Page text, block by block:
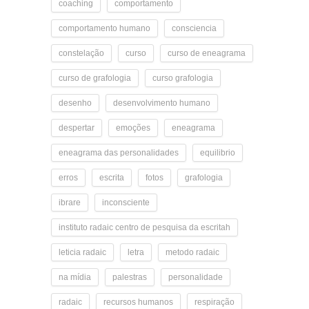
coaching comportamento
comportamento humano consciencia
constelação curso curso de eneagrama
curso de grafologia curso grafologia
desenho desenvolvimento humano
despertar emoções eneagrama
eneagrama das personalidades equilibrio
erros escrita fotos grafologia
ibrare inconsciente
instituto radaic centro de pesquisa da escritah
leticia radaic letra metodo radaic
na mídia palestras personalidade
radaic recursos humanos respiração